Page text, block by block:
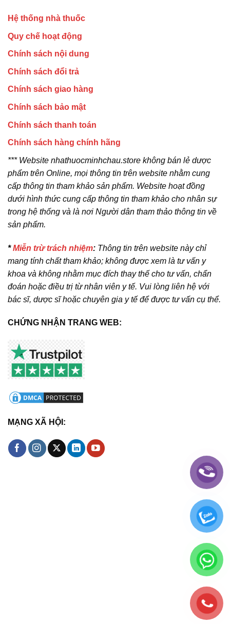
Hệ thống nhà thuốc
Quy chế hoạt động
Chính sách nội dung
Chính sách đổi trả
Chính sách giao hàng
Chính sách bảo mật
Chính sách thanh toán
Chính sách hàng chính hãng
*** Website nhathuocminhchau.store không bán lẻ dược
phẩm trên Online, mọi thông tin trên website nhằm cung
cấp thông tin tham khảo sản phẩm. Website hoạt đồng
dưới hình thức cung cấp thông tin tham khảo cho nhân sự
trong hệ thống và là nơi Người dân tham thảo thông tin về
sản phẩm.
*Miễn trừ trách nhiệm: Thông tin trên website này chỉ
mang tính chất tham khảo; không được xem là tư vấn y
khoa và không nhằm mục đích thay thế cho tư vấn, chẩn
đoán hoặc điều trị từ nhân viên y tế. Vui lòng liên hệ với
bác sĩ, dược sĩ hoặc chuyên gia y tế để được tư vấn cụ thể.
CHỨNG NHẬN TRANG WEB:
MẠNG XÃ HỘI: